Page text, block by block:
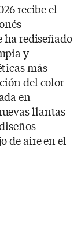
recibe el
rediseñado
y
más
del color
en
llantas
de aire en el